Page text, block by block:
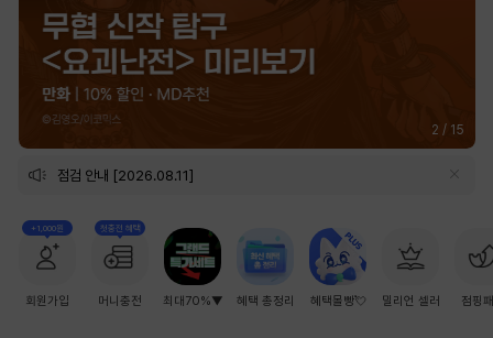
2 / 15
점검 안내 [2026.08.11]
+1,000원
회원가입
첫충전 혜택
머니충전 최대70%▼ 혜택 총정리 혜택몰빵💘 밀리언 셀러 점핑